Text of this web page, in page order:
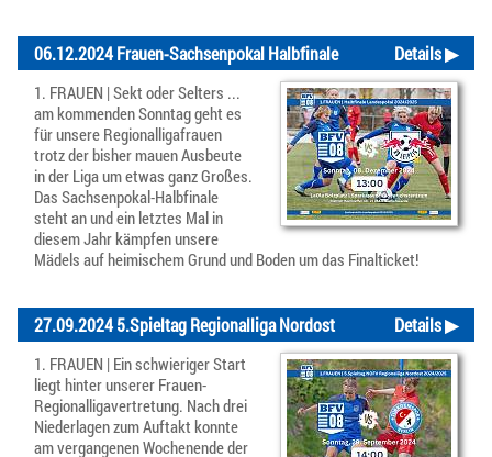
Details ▶
06.12.2024 Frauen-Sachsenpokal Halbfinale
1. FRAUEN | Sekt oder Selters ...
am kommenden Sonntag geht es
für unsere Regionalligafrauen
trotz der bisher mauen Ausbeute
in der Liga um etwas ganz Großes.
Das Sachsenpokal-Halbfinale
steht an und ein letztes Mal in
diesem Jahr kämpfen unsere
Mädels auf heimischem Grund und Boden um das Finalticket!
Details ▶
27.09.2024 5.Spieltag Regionalliga Nordost
1. FRAUEN | Ein schwieriger Start
liegt hinter unserer Frauen-
Regionalligavertretung. Nach drei
Niederlagen zum Auftakt konnte
am vergangenen Wochenende der